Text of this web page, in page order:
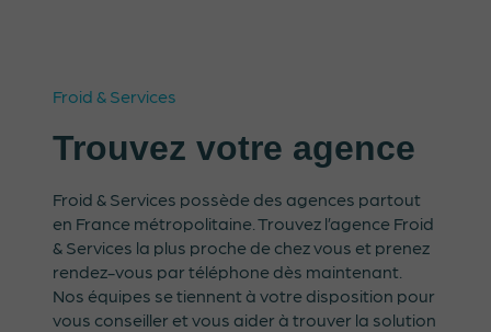
Froid & Services
Trouvez votre agence
Froid & Services possède des agences partout
en France métropolitaine. Trouvez l’agence Froid
& Services la plus proche de chez vous et prenez
rendez-vous par téléphone dès maintenant.
Nos équipes se tiennent à votre disposition pour
vous conseiller et vous aider à trouver la solution